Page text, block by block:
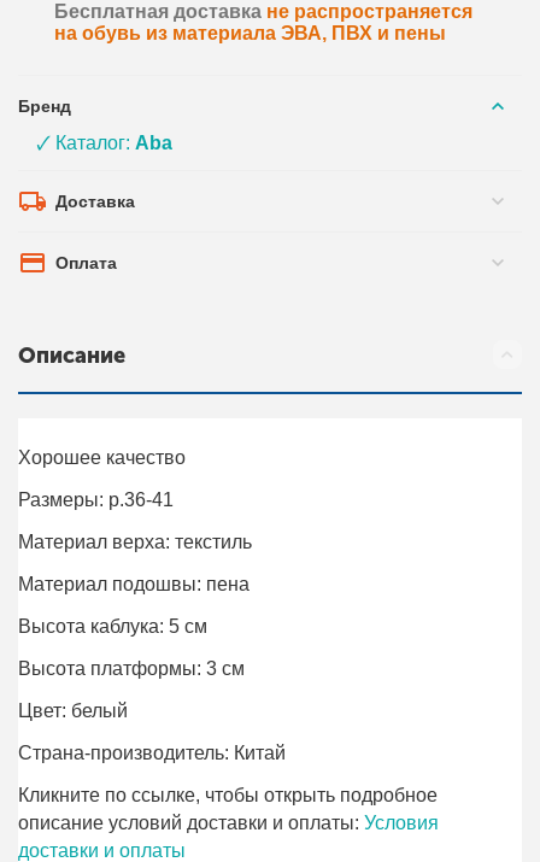
Бесплатная доставка не распространяется
на обувь из материала ЭВА, ПВХ и пены
Бренд
🗸 Каталог:Aba
Доставка
Оплата
Описание
Хорошее качество
Размеры: р.36-41
Материал верха: текстиль
Материал подошвы: пена
Высота каблука: 5 см
Высота платформы: 3 см
Цвет: белый
Страна-производитель: Китай
Кликните по ссылке, чтобы открыть подробное
описание условий доставки и оплаты:Условия
доставки и оплаты